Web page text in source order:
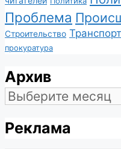
Проблема
Строительство Транспорт
прокуратура
Архив
Архив
Реклама